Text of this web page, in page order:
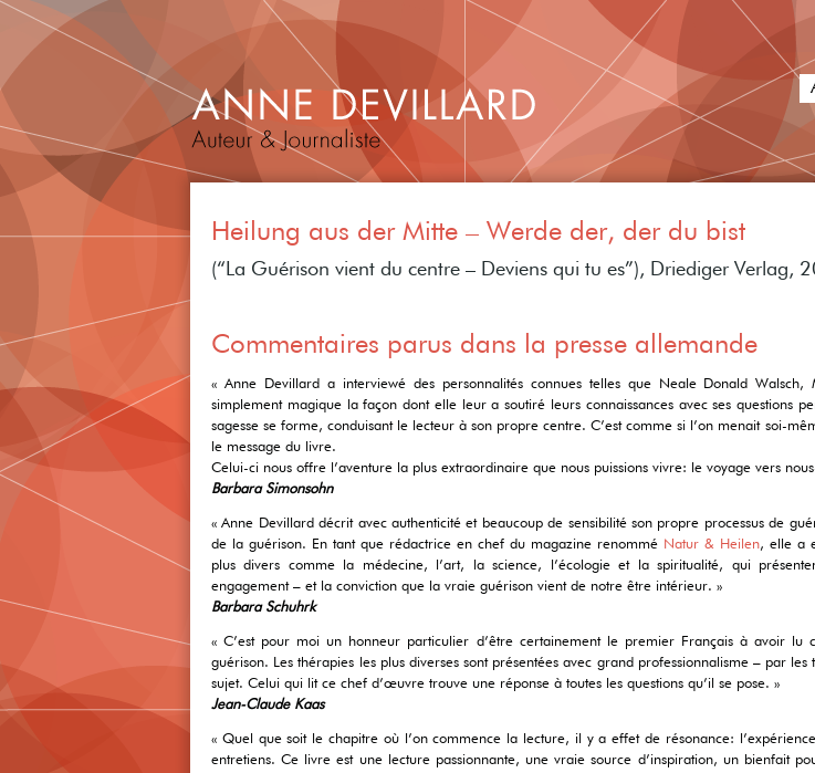
Heilung aus der Mitte – Werde der, der du bist
(“La Guérison vient du centre – Deviens qui tu es”), Driediger Verlag,
Commentaires parus dans la presse allemande
« Anne Devillard a interviewé des personnalités connues telles que Neale Donald
simplement magique la façon dont elle leur a soutiré leurs connaissances avec ses questions
sagesse se forme, conduisant le lecteur à son propre centre. C’est comme si l’on menait soi-
le message du livre.
Celui-ci nous offre l’aventure la plus extraordinaire que nous puissions vivre: le voyage vers
Barbara Simonsohn
« Anne Devillard décrit avec authenticité et beaucoup de sensibilité son propre processus de
de la guérison. En tant que rédactrice en chef du magazine renommé Natur & Heilen, elle a
plus divers comme la médecine, l’art, la science, l’écologie et la spiritualité, qui
engagement – et la conviction que la vraie guérison vient de notre être intérieur. »
Barbara Schuhrk
« C’est pour moi un honneur particulier d’être certainement le premier Français à avoir
guérison. Les thérapies les plus diverses sont présentées avec grand professionnalisme – par
sujet. Celui qui lit ce chef d’œuvre trouve une réponse à toutes les questions qu’il se pose. »
Jean-Claude Kaas
« Quel que soit le chapitre où l’on commence la lecture, il y a effet de résonance:
entretiens. Ce livre est une lecture passionnante, une vraie source d’inspiration, un bienfait